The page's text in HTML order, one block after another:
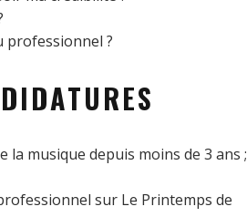
professionnel ?
musique depuis moins de 3 ans ;
sur Le Printemps de